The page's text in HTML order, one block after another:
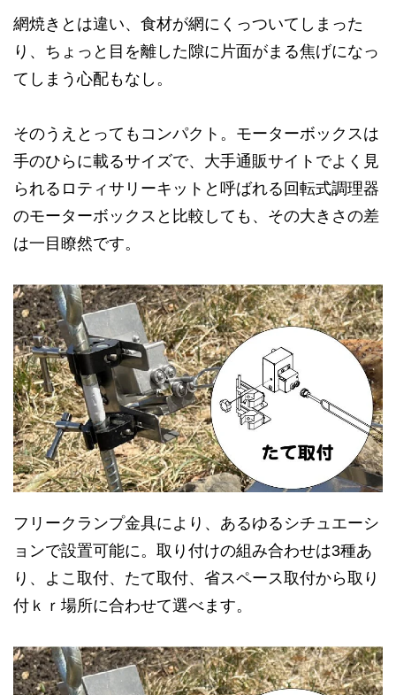
網焼きとは違い、食材が網にくっついてしまった
り、ちょっと目を離した隙に片面がまる焦げになっ
てしまう心配もなし。
そのうえとってもコンパクト。モーターボックスは
手のひらに載るサイズで、大手通販サイトでよく見
られるロティサリーキットと呼ばれる回転式調理器
のモーターボックスと比較しても、その大きさの差
は一目瞭然です。
フリークランプ金具により、あるゆるシチュエーシ
ョンで設置可能に。取り付けの組み合わせは3種あ
り、よこ取付、たて取付、省スペース取付から取り
付ｋｒ場所に合わせて選べます。